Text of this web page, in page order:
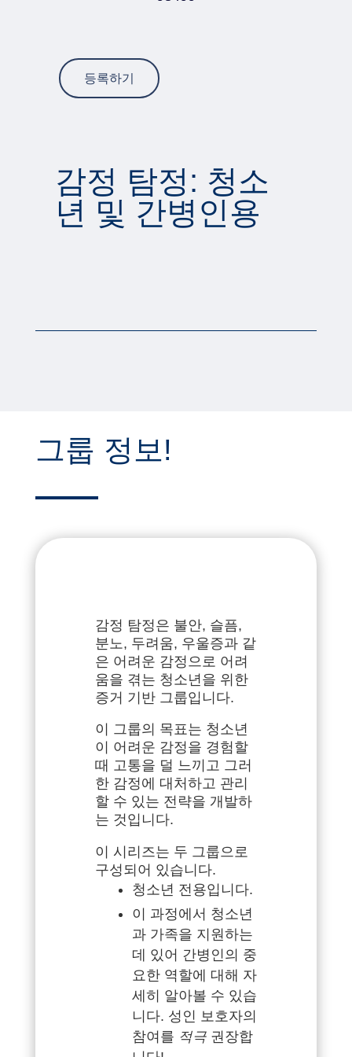
등록하기
감정 탐정: 청소
년 및 간병인용
그룹 정보!
감정 탐정은 불안, 슬픔,
분노, 두려움, 우울증과 같
은 어려운 감정으로 어려
움을 겪는 청소년을 위한
증거 기반 그룹입니다.
이 그룹의 목표는 청소년
이 어려운 감정을 경험할
때 고통을 덜 느끼고 그러
한 감정에 대처하고 관리
할 수 있는 전략을 개발하
는 것입니다.
이 시리즈는 두 그룹으로
구성되어 있습니다.
청소년 전용입니다.
이 과정에서 청소년
과 가족을 지원하는
데 있어 간병인의 중
요한 역할에 대해 자
세히 알아볼 수 있습
니다. 성인 보호자의
참여를 적극 권장합